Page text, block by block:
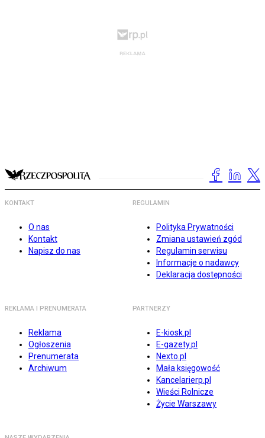
KONTAKT
O nas
Kontakt
Napisz do nas
REGULAMIN
Polityka Prywatności
Zmiana ustawień zgód
Regulamin serwisu
Informacje o nadawcy
Deklaracja dostępności
REKLAMA I PRENUMERATA
Reklama
Ogłoszenia
Prenumerata
Archiwum
PARTNERZY
E-kiosk.pl
E-gazety.pl
Nexto.pl
Mała księgowość
Kancelarierp.pl
Wieści Rolnicze
Życie Warszawy